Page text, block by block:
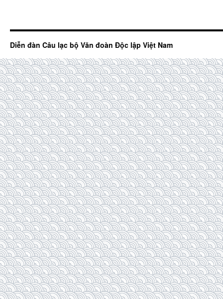
Diễn đàn Câu lạc bộ Văn đoàn Độc lập Việt Nam